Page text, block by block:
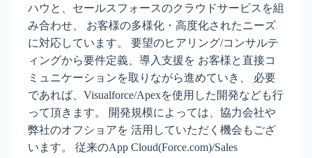
ハウと、セールスフォースのクラウドサービスを組
み合わせ、 お客様の多様化・高度化されたニーズ
に対応しています。 要望のヒアリング/コンサルテ
ィングから要件定義、導入支援を お客様と直接コ
ミュニケーションを取りながら進めていき、 必要
であれば、Visualforce/Apexを使用した開発なども行
って頂きます。 開発規模によっては、協力会社や
弊社のオフショアを 活用していただく機会もござ
います。 従来のApp Cloud(Force.com)/Sales